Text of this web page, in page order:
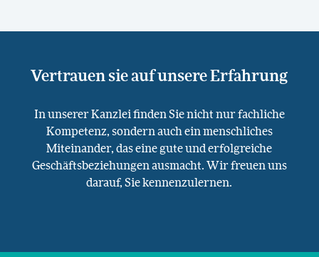
Vertrauen sie auf unsere Erfahrung
In unserer Kanzlei finden Sie nicht nur fachliche
Kompetenz, sondern auch ein menschliches
Miteinander, das eine gute und erfolgreiche
Geschäftsbeziehungen ausmacht. Wir freuen uns
darauf, Sie kennenzulernen.